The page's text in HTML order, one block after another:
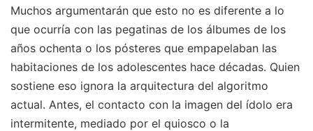
Muchos argumentarán que esto no es diferente a lo
que ocurría con las pegatinas de los álbumes de los
años ochenta o los pósteres que empapelaban las
habitaciones de los adolescentes hace décadas. Quien
sostiene eso ignora la arquitectura del algoritmo
actual. Antes, el contacto con la imagen del ídolo era
intermitente, mediado por el quiosco o la